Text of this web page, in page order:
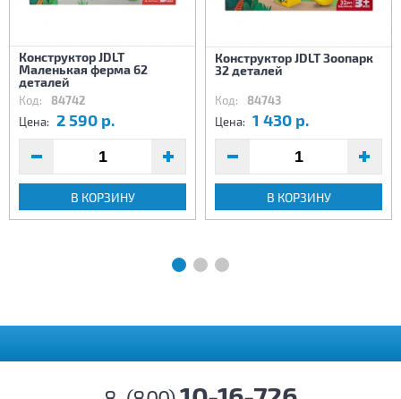
Конструктор JDLT
Маленькая ферма 62
деталей
Код: 84742
Цена: 2 590 р.
В КОРЗИНУ
Конструктор JDLT Зоопарк
32 деталей
Код: 84743
Цена: 1 430 р.
В КОРЗИНУ